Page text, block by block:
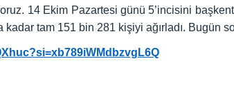
14 Ekim Pazartesi günü 5’incisini
kadar tam 151 bin 281 kişiyi ağırladı. Bugün